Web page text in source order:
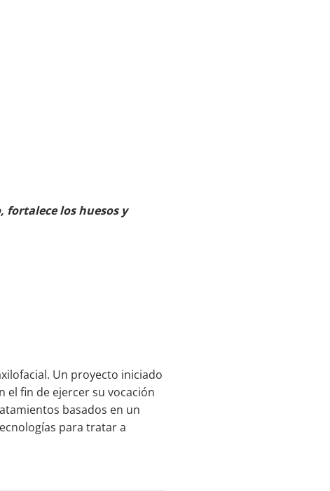
fortalece los huesos y
Un proyecto iniciado
el fin de ejercer su vocación
basados en un
para tratar a